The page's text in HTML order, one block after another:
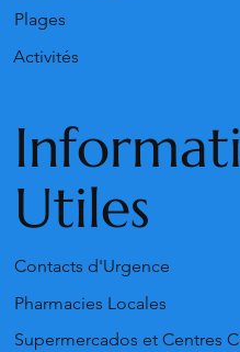
Plages
Activités
Utiles
Contacts d'Urgence
Pharmacies Locales
Supermercados et Centres